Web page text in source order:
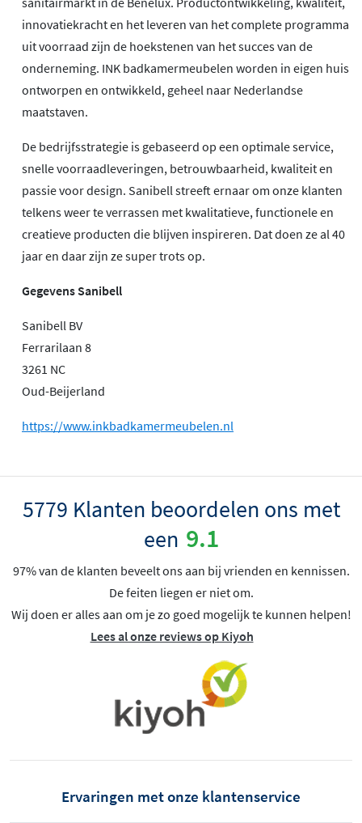
innovatiekracht en het leveren van het complete programma
uit voorraad zijn de hoekstenen van het succes van de
onderneming. INK badkamermeubelen worden in eigen huis
ontworpen en ontwikkeld, geheel naar Nederlandse
maatstaven.
De bedrijfsstrategie is gebaseerd op een optimale service,
snelle voorraadleveringen, betrouwbaarheid, kwaliteit en
passie voor design. Sanibell streeft ernaar om onze klanten
telkens weer te verrassen met kwalitatieve, functionele en
creatieve producten die blijven inspireren. Dat doen ze al 40
jaar en daar zijn ze super trots op.
Gegevens Sanibell
Sanibell BV
Ferrarilaan 8
3261 NC
Oud-Beijerland
https://www.inkbadkamermeubelen.nl
5779 Klanten beoordelen ons met
een 9.1
97% van de klanten beveelt ons aan bij vrienden en kennissen.
De feiten liegen er niet om.
Wij doen er alles aan om je zo goed mogelijk te kunnen helpen!
Lees al onze reviews op Kiyoh
Ervaringen met onze klantenservice